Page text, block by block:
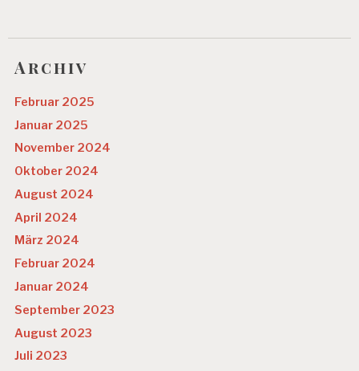
Archiv
Februar 2025
Januar 2025
November 2024
Oktober 2024
August 2024
April 2024
März 2024
Februar 2024
Januar 2024
September 2023
August 2023
Juli 2023